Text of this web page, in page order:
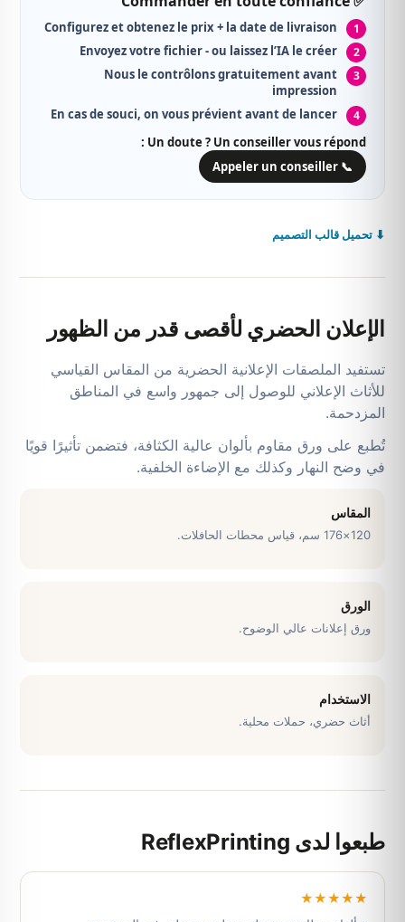
Configurez et obtenez le prix + la date de livraison
Envoyez votre fichier - ou laissez l’IA le créer
Nous le contrôlons gratuitement avant
impression
En cas de souci, on vous prévient avant de lancer
Un doute ? Un conseiller vous répond :
📞 Appeler un conseiller
⬇ تحميل قالب التصميم
الإعلان الحضري لأقصى قدر من الظهور
تستفيد الملصقات الإعلانية الحضرية من المقاس القياسي
للأثاث الإعلاني للوصول إلى جمهور واسع في المناطق
المزدحمة.
تُطبع على ورق مقاوم بألوان عالية الكثافة، فتضمن تأثيرًا قويًا
في وضح النهار وكذلك مع الإضاءة الخلفية.
المقاس
120×176 سم، قياس محطات الحافلات.
الورق
ورق إعلانات عالي الوضوح.
الاستخدام
أثاث حضري، حملات محلية.
طبعوا لدى ReflexPrinting
★★★★★